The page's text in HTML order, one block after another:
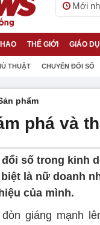
Mới
THẾ GIỚI GIÁO
THUẬT CHUYỂN ĐỔI SỐ
phẩm
phá và
đổi số trong kinh
là nữ doanh
của mình.
giáng mạnh